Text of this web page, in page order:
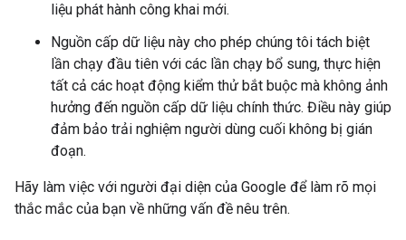
liệu phát hành công khai mới.
Nguồn cấp dữ liệu này cho phép chúng tôi tách biệt
lần chạy đầu tiên với các lần chạy bổ sung, thực hiện
tất cả các hoạt động kiểm thử bắt buộc mà không ảnh
hưởng đến nguồn cấp dữ liệu chính thức. Điều này giúp
đảm bảo trải nghiệm người dùng cuối không bị gián
đoạn.
Hãy làm việc với người đại diện của Google để làm rõ mọi
thắc mắc của bạn về những vấn đề nêu trên.